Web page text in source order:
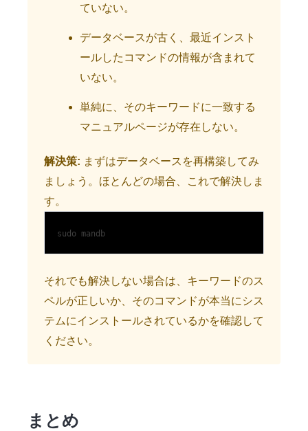
ていない。
データベースが古く、最近インスト
ールしたコマンドの情報が含まれて
いない。
単純に、そのキーワードに一致する
マニュアルページが存在しない。
解決策: まずはデータベースを再構築してみ
ましょう。ほとんどの場合、これで解決しま
す。
sudo mandb
それでも解決しない場合は、キーワードのス
ペルが正しいか、そのコマンドが本当にシス
テムにインストールされているかを確認して
ください。
まとめ